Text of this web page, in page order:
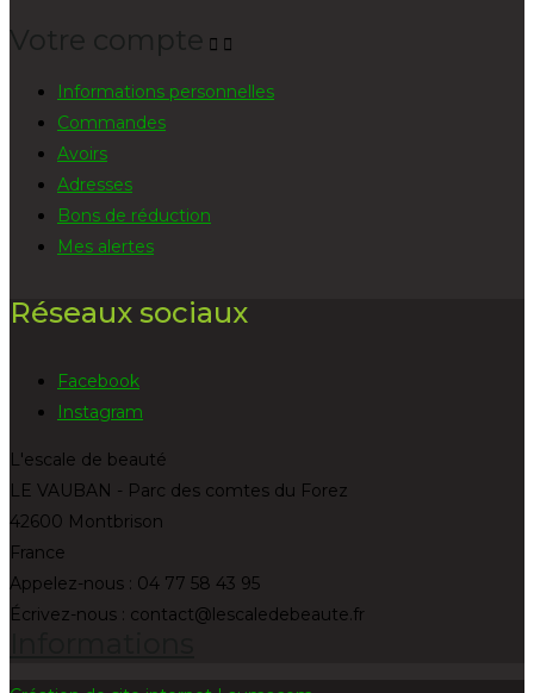
Votre compte  
Informations personnelles
Commandes
Avoirs
Adresses
Bons de réduction
Mes alertes
Réseaux sociaux
Facebook
Instagram
L'escale de beauté
LE VAUBAN - Parc des comtes du Forez
42600 Montbrison
France
Appelez-nous : 04 77 58 43 95
Écrivez-nous : contact@lescaledebeaute.fr